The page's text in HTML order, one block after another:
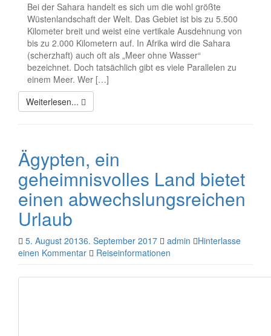
Bei der Sahara handelt es sich um die wohl größte
Wüstenlandschaft der Welt. Das Gebiet ist bis zu 5.500
Kilometer breit und weist eine vertikale Ausdehnung von
bis zu 2.000 Kilometern auf. In Afrika wird die Sahara
(scherzhaft) auch oft als „Meer ohne Wasser“
bezeichnet. Doch tatsächlich gibt es viele Parallelen zu
einem Meer. Wer […]
Weiterlesen...
Ägypten, ein
geheimnisvolles Land bietet
einen abwechslungsreichen
Urlaub
5. August 20136. September 2017 admin
Hinterlasse
einen Kommentar
Reiseinformationen